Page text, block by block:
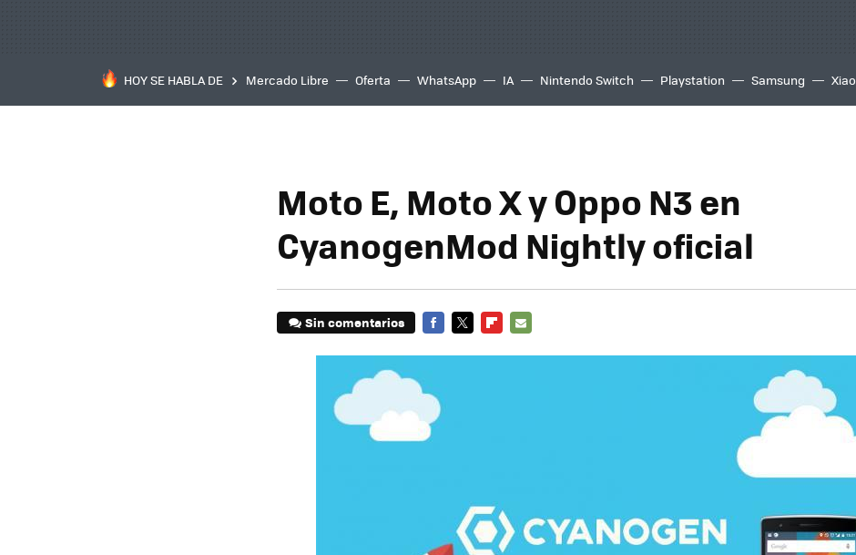
HOY SE HABLA DE Mercado Libre Oferta WhatsApp IA Nintendo Switch Playstation Samsung
Moto E, Moto X y Oppo N3 en
CyanogenMod Nightly oficial
Sin comentarios